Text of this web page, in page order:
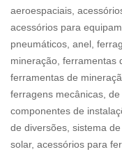
aeroespaciais,
acessórios para
pneumáticos, anel,
mineração, ferramentas
ferramentas de
ferragens mecânicas,
componentes de
de diversões, sistema
solar, acessórios para